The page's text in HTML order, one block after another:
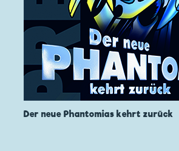
Der neue Phantomias kehrt zurück